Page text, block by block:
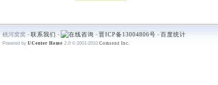
桃河窝窝 - 联系我们 - - 晋ICP备13004806号 - 百度统计
Powered by UCenter Home 2.0 © 2001-2010 Comsenz Inc.